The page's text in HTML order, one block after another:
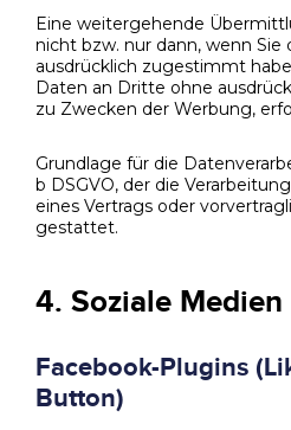
Eine weitergehende
nicht bzw. nur dann, wenn
ausdrücklich zugestimmt
Daten an Dritte ohne
zu Zwecken der Werbung,
Grundlage für die
b DSGVO, der die
eines Vertrags oder
gestattet.
4. Soziale Medien
Facebook-Plugins
Button)